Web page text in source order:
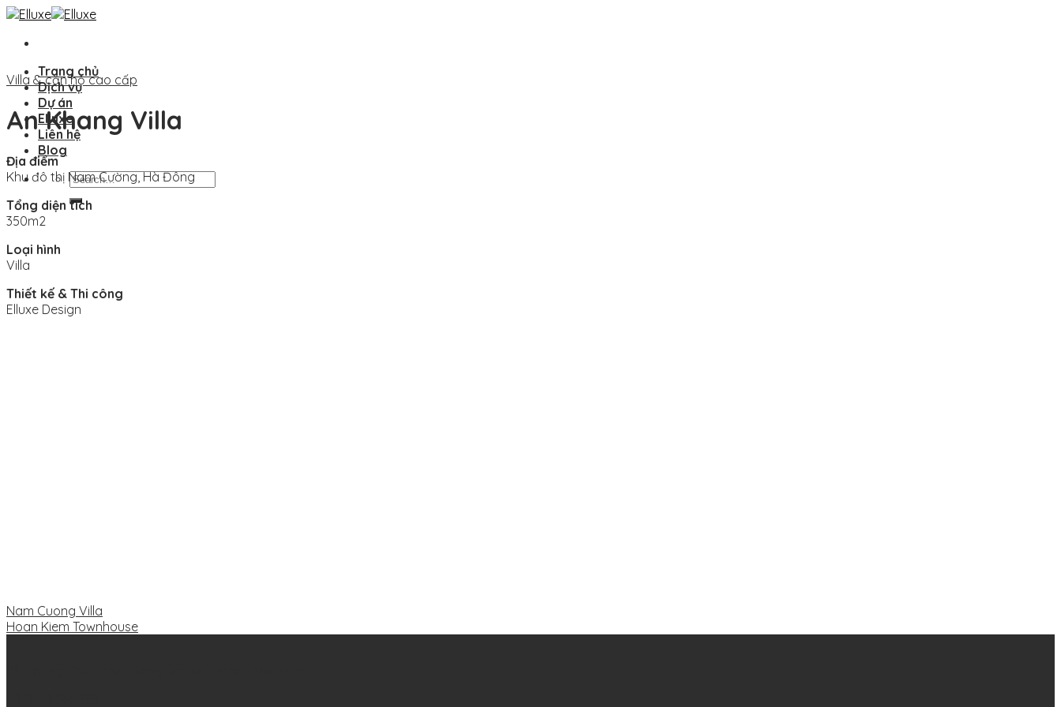
Skip
content
Trang chủ
Dịch vụ
Dự án
Elluxe
Liên hệ
Blog
Search
Villa & căn hộ cao cấp
An Khang Villa
Địa điểm
Khu đô thị Nam Cường, Hà Đông
Tổng diện tích
350m2
Loại hình
Villa
Thiết kế & Thi công
Elluxe Design
Nam Cuong Villa
Hoan Kiem Townhouse